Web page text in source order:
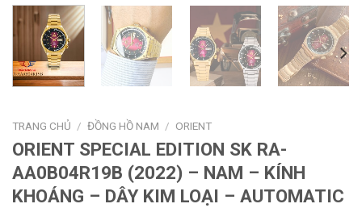
TRANG CHỦ / ĐỒNG HỒ NAM / ORIENT
ORIENT SPECIAL EDITION SK RA-
AA0B04R19B (2022) – NAM – KÍNH
KHOÁNG – DÂY KIM LOẠI – AUTOMATIC